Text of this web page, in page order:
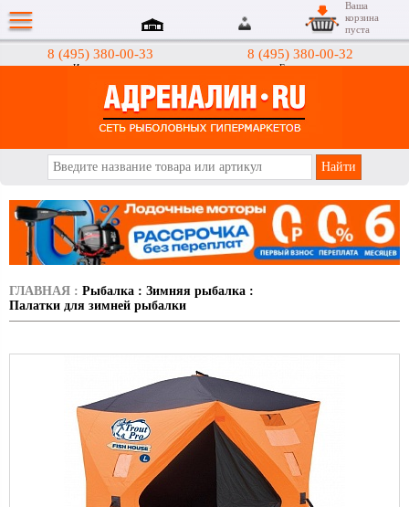
8 (495) 380-00-33
Интернет-магазин
8 (495) 380-00-32
Гипермаркеты
Ваша
корзина
пуста
ГЛАВНАЯ : Рыбалка : Зимняя рыбалка :
Палатки для зимней рыбалки